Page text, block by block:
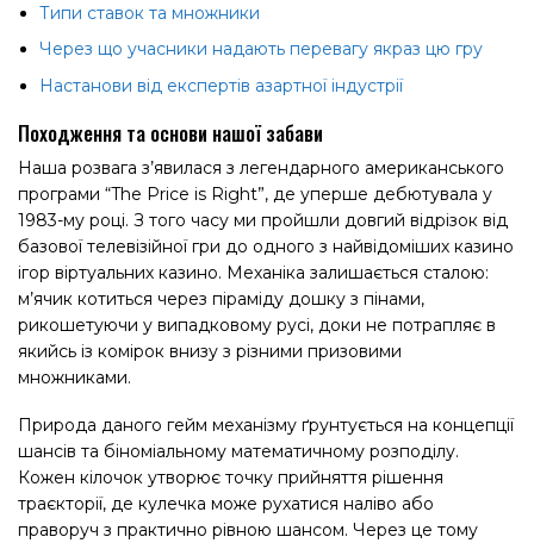
Типи ставок та множники
Через що учасники надають перевагу якраз цю гру
Настанови від експертів азартної індустрії
Походження та основи нашої забави
Наша розвага з’явилася з легендарного американського
програми “The Price is Right”, де уперше дебютувала у
1983-му році. З того часу ми пройшли довгий відрізок від
базової телевізійної гри до одного з найвідоміших казино
ігор віртуальних казино. Механіка залишається сталою:
м’ячик котиться через піраміду дошку з пінами,
рикошетуючи у випадковому русі, доки не потрапляє в
якийсь із комірок внизу з різними призовими
множниками.
Природа даного гейм механізму ґрунтується на концепції
шансів та біноміальному математичному розподілу.
Кожен кілочок утворює точку прийняття рішення
траєкторії, де кулечка може рухатися наліво або
праворуч з практично рівною шансом. Через це тому